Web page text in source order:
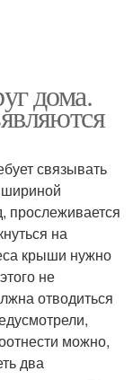
дома.
связывать
шириной
прослеживается
на
крыши нужно
не
отводиться
можно,
два